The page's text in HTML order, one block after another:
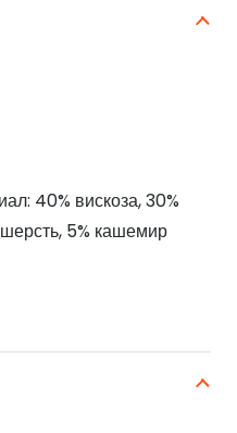
40% вискоза, 30%
5% кашемир